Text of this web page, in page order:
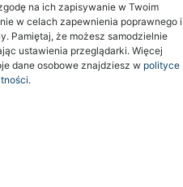
na ich zapisywanie w Twoim
w celach zapewnienia poprawnego i
Pamiętaj, że możesz samodzielnie
ustawienia przeglądarki. Więcej
dane osobowe znajdziesz w polityce